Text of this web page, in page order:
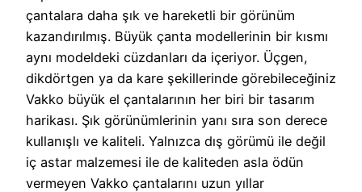
çantalara daha şık ve hareketli bir görünüm
kazandırılmış. Büyük çanta modellerinin bir kısmı
aynı modeldeki cüzdanları da içeriyor. Üçgen,
dikdörtgen ya da kare şekillerinde görebileceğiniz
Vakko büyük el çantalarının her biri bir tasarım
harikası. Şık görünümlerinin yanı sıra son derece
kullanışlı ve kaliteli. Yalnızca dış görümü ile değil
iç astar malzemesi ile de kaliteden asla ödün
vermeyen Vakko çantalarını uzun yıllar